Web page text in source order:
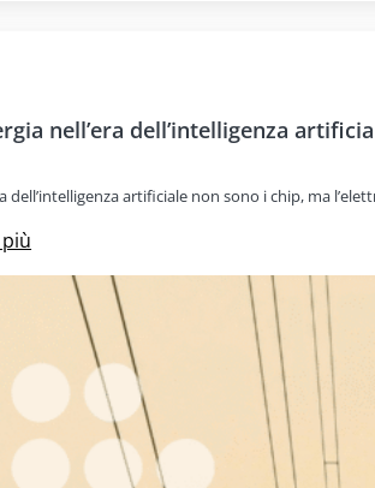
nell’era dell’intelligenza
artificiale non sono i chip, ma